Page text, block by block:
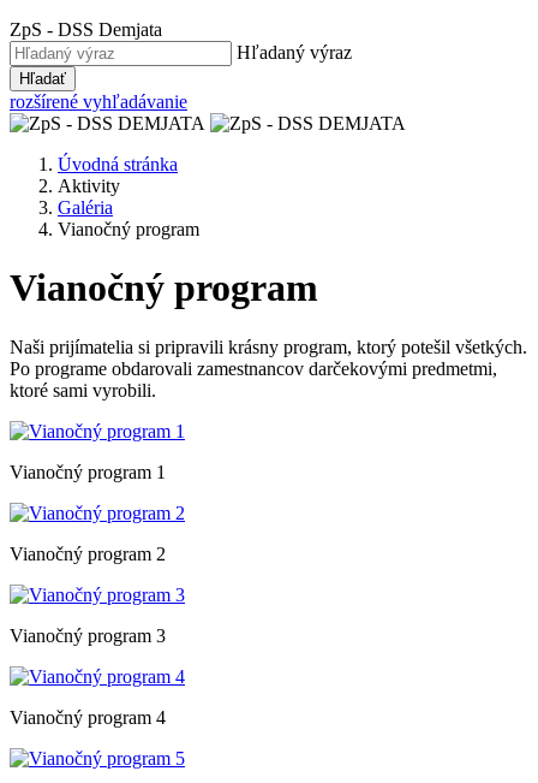
ZpS - DSS Demjata
Hľadaný výraz
Hľadať
rozšírené vyhľadávanie
Úvodná stránka
Aktivity
Galéria
Vianočný program
Vianočný program
Naši prijímatelia si pripravili krásny program, ktorý potešil všetkých.
Po programe obdarovali zamestnancov darčekovými predmetmi,
ktoré sami vyrobili.
Vianočný program 1
Vianočný program 2
Vianočný program 3
Vianočný program 4